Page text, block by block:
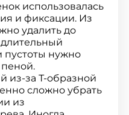
использовалась
и фиксации. Из
удалить до
пустоты нужно
из-за Т-образной
сложно убрать
из